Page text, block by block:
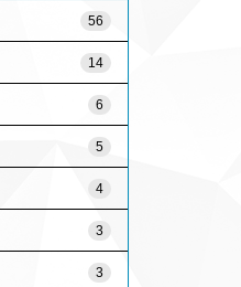
56
14
6
5
4
3
3